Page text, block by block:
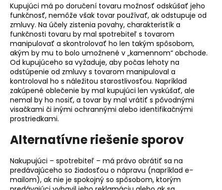
Kupujúci má po doručení tovaru možnosť odskúšať jeho
funkčnosť, nemôže však tovar používať, ak odstupuje od
zmluvy. Na účely zistenia povahy, charakteristík a
funkčnosti tovaru by mal spotrebiteľ s tovarom
manipulovať a skontrolovať ho len takým spôsobom,
akým by mu to bolo umožnené v „kamennom“ obchode.
Od kupujúceho sa vyžaduje, aby počas lehoty na
odstúpenie od zmluvy s tovarom manipuloval a
kontroloval ho s náležitou starostlivosťou. Napríklad
zakúpené oblečenie by mal kupujúci len vyskúšať, ale
nemal by ho nosiť, a tovar by mal vrátiť s pôvodnými
visačkami či inými ochrannými alebo identifikačnými
prostriedkami.
Alternatívne riešenie sporov
Nakupujúci – spotrebiteľ – má právo obrátiť sa na
predávajúceho so žiadosťou o nápravu (napríklad e-
mailom), ak nie je spokojný so spôsobom, ktorým